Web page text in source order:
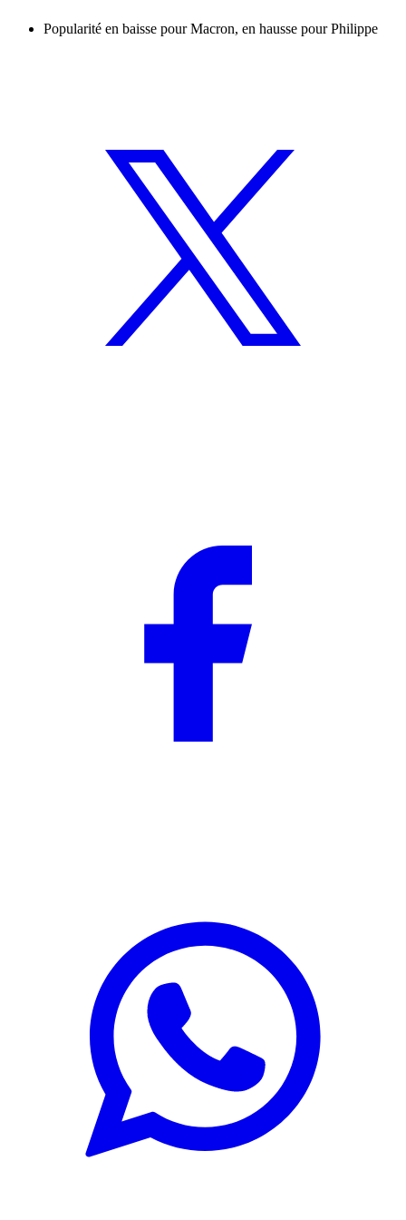
Popularité en baisse pour Macron, en hausse pour Philippe